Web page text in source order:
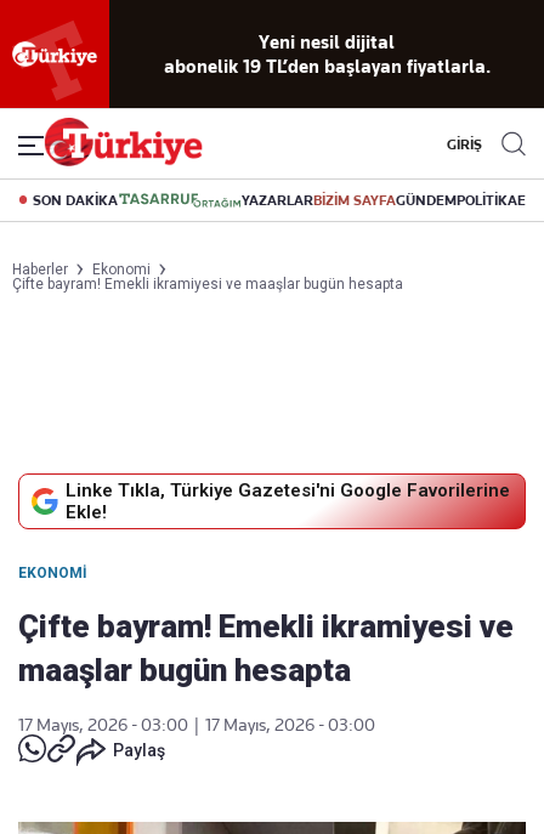
Yeni nesil dijital
abonelik 19 TL’den başlayan fiyatlarla.
GİRİŞ
SON DAKİKA YAZARLARBİZİM SAYFAGÜNDEMPOLİTİKA
Haberler
Ekonomi
Çifte bayram! Emekli ikramiyesi ve maaşlar bugün hesapta
Linke Tıkla, Türkiye Gazetesi'ni Google Favorilerine
Ekle!
EKONOMI
Çifte bayram! Emekli ikramiyesi ve
maaşlar bugün hesapta
17 Mayıs, 2026 - 03:00
17 Mayıs, 2026 - 03:00
Paylaş